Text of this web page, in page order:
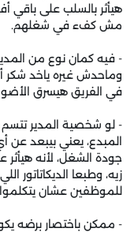
هيأثر بالسلب على باقي
مش كفء في شغلهم.
- فيه كمان نوع من
وماحدش غيره ياخد شكر
في الفريق هيسرق
- لو شخصية المدير تتسم
المبدع، يعني بيبعد عن
جودة الشغل، لأنه
زيه، وطبعا
للموظفين عشان يتكلموا
- ممكن باختصار برضه